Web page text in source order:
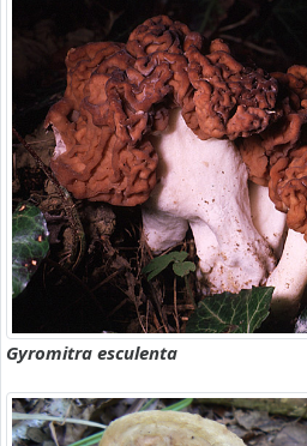
Gyromitra esculenta